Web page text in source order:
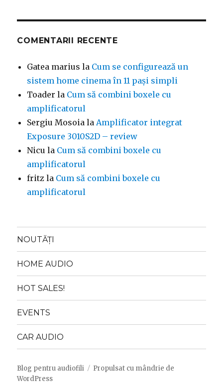
COMENTARII RECENTE
Gatea marius la Cum se configurează un
sistem home cinema în 11 pași simpli
Toader la Cum să combini boxele cu
amplificatorul
Sergiu Mosoia laAmplificator integrat
Exposure 3010S2D – review
Nicu la Cum să combini boxele cu
amplificatorul
fritz la Cum să combini boxele cu
amplificatorul
NOUTĂȚI
HOME AUDIO
HOT SALES!
EVENTS
CAR AUDIO
Blog pentru audiofili
Propulsat cu mândrie de
WordPress